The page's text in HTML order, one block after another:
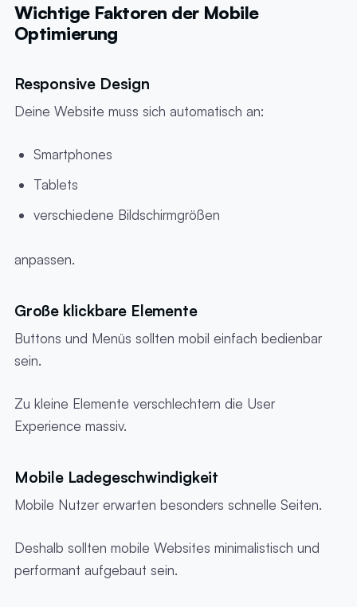
Wichtige Faktoren der Mobile
Optimierung
Responsive Design
Deine Website muss sich automatisch an:
Smartphones
Tablets
verschiedene Bildschirmgrößen
anpassen.
Große klickbare Elemente
Buttons und Menüs sollten mobil einfach bedienbar
sein.
Zu kleine Elemente verschlechtern die User
Experience massiv.
Mobile Ladegeschwindigkeit
Mobile Nutzer erwarten besonders schnelle Seiten.
Deshalb sollten mobile Websites minimalistisch und
performant aufgebaut sein.